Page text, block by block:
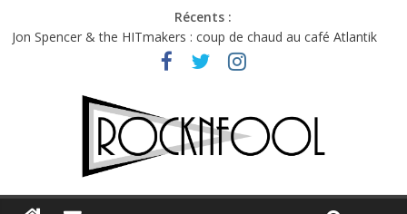
Récents :
Jon Spencer & the HITmakers : coup de chaud au café Atlantik
Hellfest 2026 vendredi : température et émotions en hausse
Hellfest 2026 jeudi : impossible de choisir entre chaleur et bonne
Première édition du Midgard Festival : entre bière, métal et
Charlie Puth à l’Olympia : la leçon de pop du Professeur Puth